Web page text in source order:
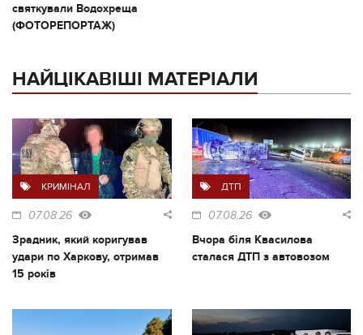
святкували Водохреща
(ФОТОРЕПОРТАЖ)
НАЙЦІКАВІШІ МАТЕРІАЛИ
КРИМІНАЛ
07.08.26
Зрадник, який коригував
удари по Харкову, отримав
15 років
ДТП
07.08.26
Вчора біля Квасилова
сталася ДТП з автовозом